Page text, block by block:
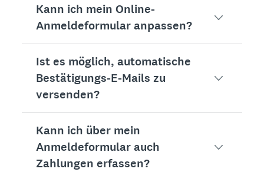
Kann ich mein Online-
Anmeldeformular anpassen?
Sicherlich. Sie können Ihr Logo hinzufügen,
Sie können auch bedingte Logik einrichten, um
Ist es möglich, automatische
Bestätigungs-E-Mails zu
versenden?
Auf jeden Fall! Sie können E-Mail-
Kann ich über mein
Anmeldeformular auch
Zahlungen erfassen?